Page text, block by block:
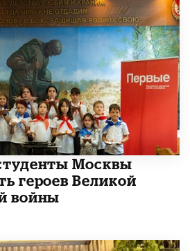
Москвы
героев Великой
войны